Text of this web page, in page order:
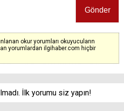
okur yorumları okuyucuların
yorumlardan ilgihaber.com hiçbir
İlk yorumu siz yapın!